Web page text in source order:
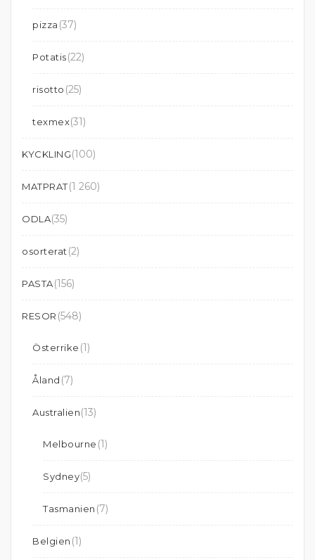
pizza (37)
Potatis(22)
risotto (25)
texmex(31)
KYCKLING(100)
MATPRAT(1 260)
ODLA(35)
osorterat (2)
PASTA(156)
RESOR (548)
Österrike (1)
Åland (7)
Australien(13)
Melbourne (1)
Sydney(5)
Tasmanien (7)
Belgien (1)